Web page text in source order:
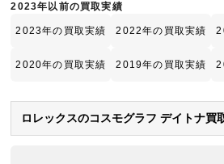
2023年以前の買取実績
2023年の買取実績 2022年の買取実績
2020年の買取実績 2019年の買取実績
ロレックスのコスモグラフ デイトナ買